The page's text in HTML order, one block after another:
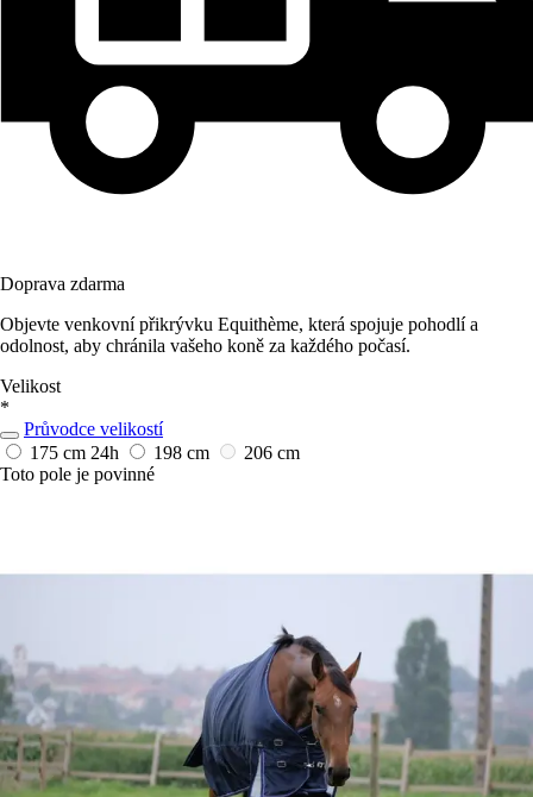
Doprava zdarma
Objevte venkovní přikrývku Equithème, která spojuje pohodlí a
odolnost, aby chránila vašeho koně za každého počasí.
Velikost
*
Průvodce velikostí
175 cm 24h 198 cm
206 cm
Toto pole je povinné